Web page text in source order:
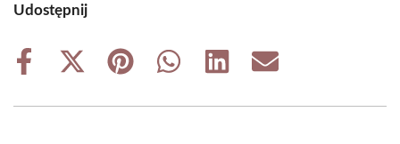
Udostępnij
Share
Share
(Twitter)
Share
Share
Share
Share